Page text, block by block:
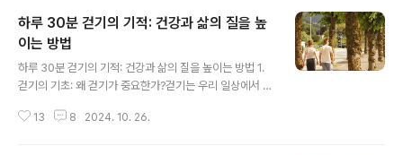
하루 30분 걷기의 기적: 건강과 삶의 질을 높
이는 방법
하루 30분 걷기의 기적: 건강과 삶의 질을 높이는 방법 1.
걷기의 기초: 왜 걷기가 중요한가?걷기는 우리 일상에서 가
소가 필요하지 않고, 누구나 언제든지 할 수 있는 운동이기
13 8 2024. 10. 26.